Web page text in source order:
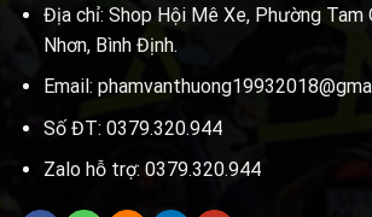
Địa chỉ: Shop Hội Mê Xe, Phường Tam
Nhơn, Bình Định.
Email:
Số ĐT: 0379.320.944
Zalo hỗ trợ: 0379.320.944